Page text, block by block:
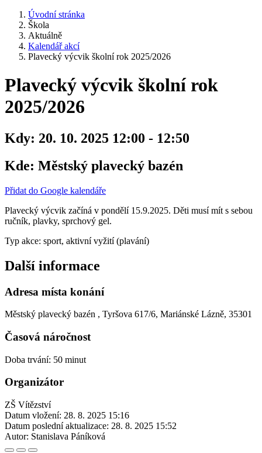
Úvodní stránka
Škola
Aktuálně
Kalendář akcí
Plavecký výcvik školní rok 2025/2026
Plavecký výcvik školní rok
2025/2026
Kdy: 20. 10. 2025 12:00 - 12:50
Kde: Městský plavecký bazén
Přidat do Google kalendáře
Plavecký výcvik začíná v pondělí 15.9.2025. Děti musí mít s sebou
ručník, plavky, sprchový gel.
Typ akce: sport, aktivní vyžití (plavání)
Další informace
Adresa místa konání
Městský plavecký bazén , Tyršova 617/6, Mariánské Lázně, 35301
Časová náročnost
Doba trvání: 50 minut
Organizátor
ZŠ Vítězství
Datum vložení: 28. 8. 2025 15:16
Datum poslední aktualizace: 28. 8. 2025 15:52
Autor: Stanislava Páníková